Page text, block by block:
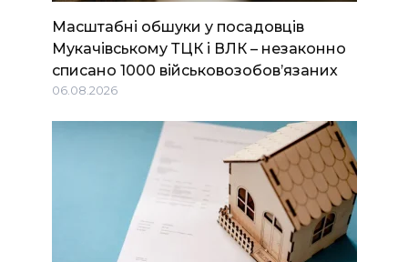
Масштабні обшуки у посадовців
Мукачівському ТЦК і ВЛК – незаконно
списано 1000 військовозобов’язаних
06.08.2026